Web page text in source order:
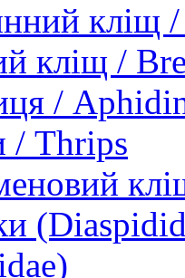
кліщ
кліщ /
/
/ Thrips